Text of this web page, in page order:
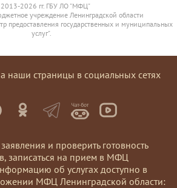
2026 гг. ГБУ ЛО "МФЦ"
учреждение Ленинградской области
предоставления государственных и муниципальных
услуг".
наши страницы в социальных сетях
заявления и проверить готовность
записаться на прием в МФЦ
об услугах доступно в
МФЦ Ленинградской области: